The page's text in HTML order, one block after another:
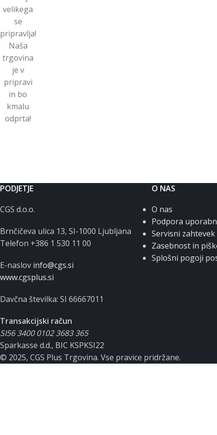
velikega
se
pripravlja!
Naša
trgovina
je v
pripravi
in ​​bo
kmalu
odprta!
PODJETJE
CGS d.o.o.
Brnčičeva ulica 13, SI-1000 Ljubljana
Telefon +386 1 530 11 00
E-naslov info@cgs.si
www.cgsplus.si
Davčna številka: SI 66667011
Transakcijski račun
SI56 3400 0102 3683 365
Sparkasse d.d., BIC KSPKSI22
O NAS
O nas
Podpora
Servisni zahtevek
Zasebnost in
Splošni pogoji
© 2025, CGS Plus Trgovina. Vse pravice pridržane.